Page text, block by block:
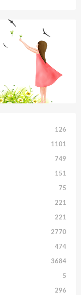
126
1101
749
151
75
221
221
2770
474
3684
5
296